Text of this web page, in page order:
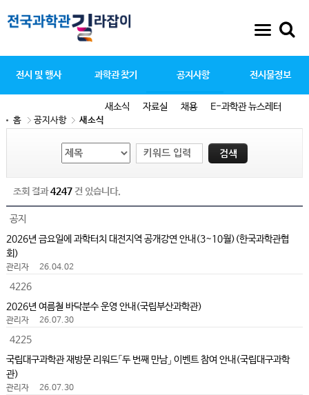
전시 및 행사 과학관 찾기 공지사항
새소식 자료실 채용 E-과학관 뉴스레터
전시물정보
홈 공지사항 새소식
조회 결과4247건 있습니다.
공지
2026년 금요일에 과학터치 대전지역 공개강연 안내(3~10월)(한국과학관협
회)
관리자 26.04.02
4226
2026년 여름철 바닥분수 운영 안내(국립부산과학관)
관리자 26.07.30
4225
국립대구과학관 재방문 리워드「두 번째 만남」 이벤트 참여 안내(국립대구과학
관)
관리자 26.07.30